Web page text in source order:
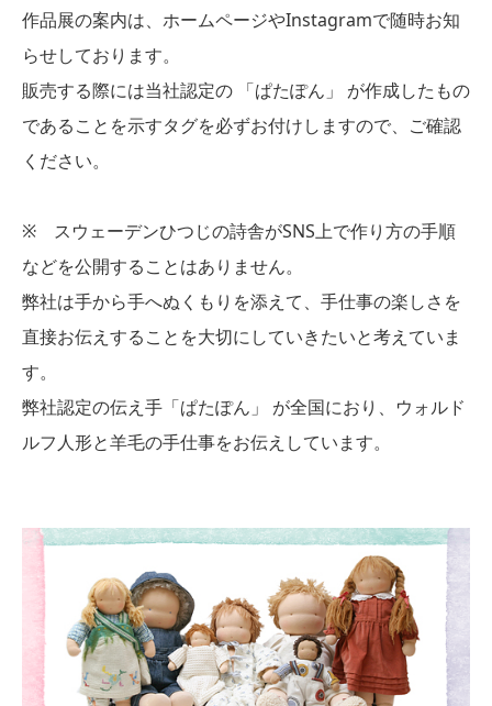
作品展の案内は、ホームページやInstagramで随時お知
らせしております。
販売する際には当社認定の 「ぱたぽん」 が作成したもの
であることを示すタグを必ずお付けしますので、ご確認
ください。
※ スウェーデンひつじの詩舎がSNS上で作り方の手順
などを公開することはありません。
弊社は手から手へぬくもりを添えて、手仕事の楽しさを
直接お伝えすることを大切にしていきたいと考えていま
す。
弊社認定の伝え手「ぱたぽん」 が全国におり、ウォルド
ルフ人形と羊毛の手仕事をお伝えしています。